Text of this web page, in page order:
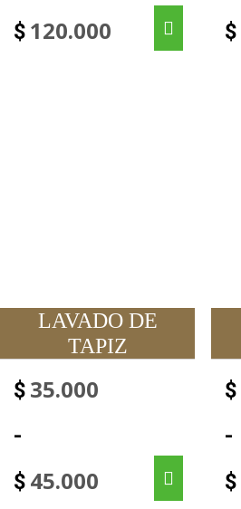
$ 120.000
$
LAVADO DE
TAPIZ
$ 35.000
-
$ 45.000
$
-
$